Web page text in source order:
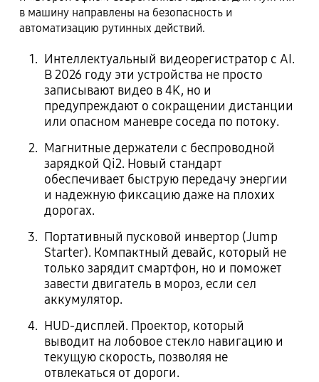
в машину направлены на безопасность и
автоматизацию рутинных действий.
Интеллектуальный видеорегистратор с AI.
В 2026 году эти устройства не просто
записывают видео в 4K, но и
предупреждают о сокращении дистанции
или опасном маневре соседа по потоку.
Магнитные держатели с беспроводной
зарядкой Qi2. Новый стандарт
обеспечивает быструю передачу энергии
и надежную фиксацию даже на плохих
дорогах.
Портативный пусковой инвертор (Jump
Starter). Компактный девайс, который не
только зарядит смартфон, но и поможет
завести двигатель в мороз, если сел
аккумулятор.
HUD-дисплей. Проектор, который
выводит на лобовое стекло навигацию и
текущую скорость, позволяя не
отвлекаться от дороги.